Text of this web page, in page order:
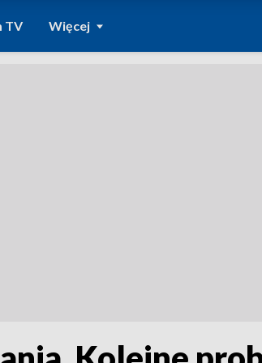
TV Więcej